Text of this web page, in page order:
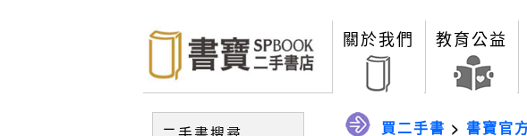
關於我們 教育公益
買二手書 > 書寶官